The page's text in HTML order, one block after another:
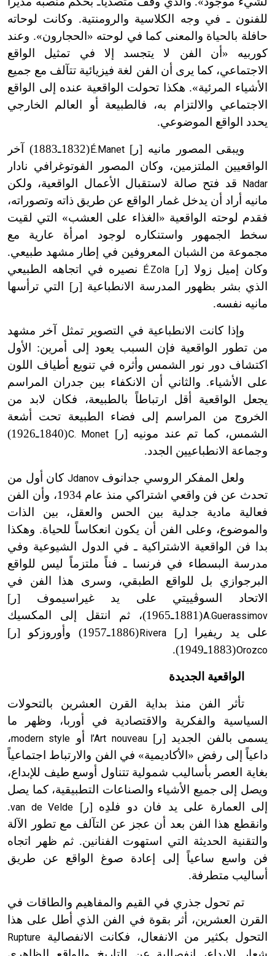
للفنون ـ في وجه الكلاسية والرومنتية. وكانت لوحاته
حافلة بالحياة والمعنى كما في لوحته «الحجارون». وعند
كوربيه «أن الفن لا يتجسد إلا في تمثيل الواقع
الاجتماعي، كما يرى أن الفن لغة فيزيائية تتآلف مع جميع
الأشياء المرئية». هكذا تحولت الواقعية عنده إلى الواقع
الاجتماعي والالتزام به، فالطبيعة أو العالم الخارجي
يحدد الواقع الموضوعي.
ويبقى المصور مانيه [ر]É.Manet
(1832ـ1883) آخر
الواقعيين الملتزمين، وكان المصور الفوتوغرافي نادار
Nadar
قد فتح صالة لاستقبال الأعمال الواقعية، ولكن
مانيه أراد أن يدخل غمار الواقع عن طريق ذاته وتصوراته،
فقدم لوحته الواقعية «الغذاء على العشب» التي لقيت
سخط الجمهور واستنكاره لوجود امرأة عارية مع
مجموعة من الشبان المعروفين في إطار مشهد طبيعي.
وكان إميل زولا [ر] É.Zola
نصيره في اتجاهه الطبيعي
الذي بشر بظهور المدرسة الانطباعية [ر] التي ترأسها
مانيه نفسه.
وإذا كانت الانطباعية في التصوير تمثل آخر مشهد
من تطور الواقعية فإن السبب يعود إلى أمرين: الأول
اكتشاف دور نور الشمس وأثره في تنويع أطياف اللون
على الأشياء. والثاني أن الانكفاء بين جدران المراسم
يجعل الواقعية أقل ارتباطاً بالطبيعة، فكان لابد من
الخروج من المراسم إلى فضاء الطبيعة تحت أشعة
الشمس، كما تم عند مونيه [ر] C. Monet
(1840ـ1926)
وجماعة الانطباعيين الجدد.
ولعل المفكر الروسي جدانوفJdanov كان أول من
تحدث عن فن واقعي اشتراكي منذ عام 1934، وأن الفن
فعالية مادية جدلية بين الحس والعقل، بين الذات
والموضوع، وعلى الفن أن يكون انعكاساً للحياة. وهكذا
بدا فن الواقعية الاشتراكية ـ في الدول الشيوعية وفي
مدرسة البسطاء في فرنسا ـ فناً ملتزماً ليس للواقع
البرجوازي بل للواقع الطبقي، وسرى هذا الفن في
الاتحاد السوڤييتي على يد غيراسيموف [ر]
A.Guerassimov
(1881ـ1965)، ثم انتقل إلى المكسيك
على يد ريفيرا [ر]Rivera(1886ـ1957) وأوروزكو [ر]
Orozco(1883ـ1949).
الواقعية الجديدة
تأثر الفن منذ بداية القرن العشرين بالتحولات
السياسية والفكرية والاقتصادية في أوربا، وظهر ما
يسمى بالفن الجديد [ر]l’Art nouveau أو modern style،
داعياً إلى رفض «الأكاديمية» في الفن والارتباط اجتماعياً
بغاية العصر بأساليب شمولية تتناول أوسع طيف للإبداع،
ويصل إلى جميع الأشياء والصناعات التطبيقية، كما يصل
إلى العمارة على يد فان دو فلدِه [ر] van de Velde
.
وانقطع هذا الفن بعد أن عجز عن التآلف مع تطور الآلة
والتقنية الحديثة التي استهوت الفنانين. ثم ظهر اتجاه
فن واسع ساعياً إلى إعادة صوغ الواقع عن طريق
أساليب متطرفة.
تم تحول جذري في القيم والمفاهيم والطاقات في
القرن العشرين، أثر بقوة في الفن الذي أطل على هذا
التحول بكثير من الانفعال، فكانت الانفصالية Rupture